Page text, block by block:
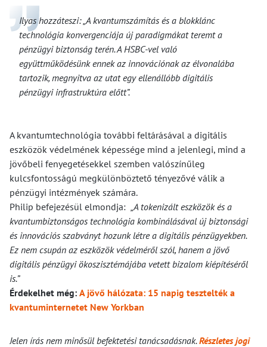
Ilyas hozzáteszi: „A kvantumszámítás és a blokklánc
technológia konvergenciája új paradigmákat teremt a
pénzügyi biztonság terén. A HSBC-vel való
együttműködésünk ennek az innovációnak az élvonalába
tartozik, megnyitva az utat egy ellenállóbb digitális
pénzügyi infrastruktúra előtt”.
A kvantumtechnológia további feltárásával a digitális
eszközök védelmének képessége mind a jelenlegi, mind a
jövőbeli fenyegetésekkel szemben valószínűleg
kulcsfontosságú megkülönböztető tényezővé válik a
pénzügyi intézmények számára.
Philip befejezésül elmondja:
„A tokenizált eszközök és a
kvantumbiztonságos technológia kombinálásával új biztonsági
és innovációs szabványt hozunk létre a digitális pénzügyekben.
Ez nem csupán az eszközök védelméről szól, hanem a jövő
digitális pénzügyi ökoszisztémájába vetett bizalom kiépítéséről
is.”
Érdekelhet még: A jövő hálózata: 15 napig tesztelték a
kvantuminternetet New Yorkban
Jelen írás nem minősül befektetési tanácsadásnak.Részletes jogi